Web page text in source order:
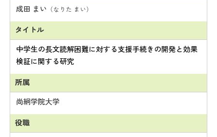
成田 まい （なりた まい）
中学生の長文読解困難に対する支援手続きの開発と効果
検証に関する研究
尚絅学院大学